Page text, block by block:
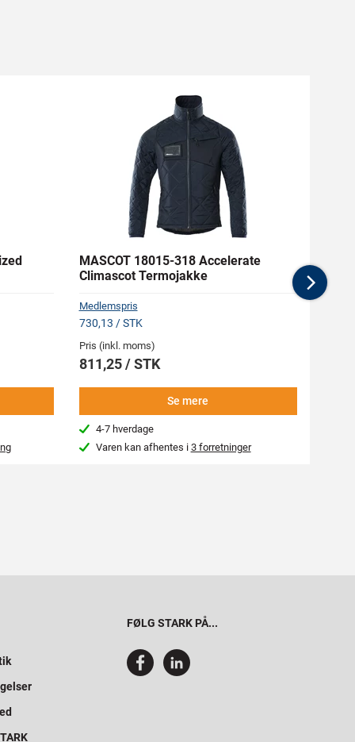
MASCOT 18015-318 Accelerate
Climascot Termojakke
Medlemspris
730,13 / STK
Pris (inkl. moms)
811,25 / STK
Se mere
4-7 hverdage
Varen kan afhentes i 3 forretninger
FØLG STARK PÅ...